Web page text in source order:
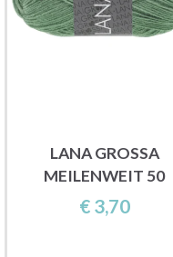
LANA GROSSA
MEILENWEIT 50
€ 3,70